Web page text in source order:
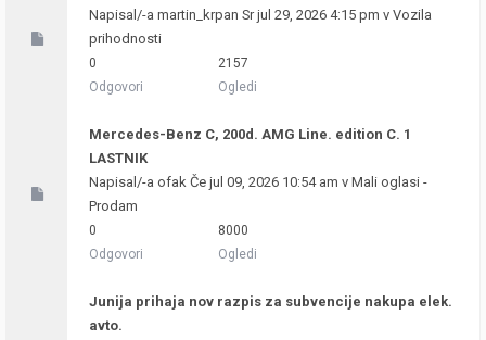
Napisal/-a martin_krpan Sr jul 29, 2026 4:15 pm v Vozila
prihodnosti
0
Odgovori
2157
Ogledi
Mercedes-Benz C, 200d. AMG Line. edition C. 1
LASTNIK
Napisal/-a ofak Če jul 09, 2026 10:54 am v Mali oglasi -
Prodam
0
Odgovori
8000
Ogledi
Junija prihaja nov razpis za subvencije nakupa elek.
avto.